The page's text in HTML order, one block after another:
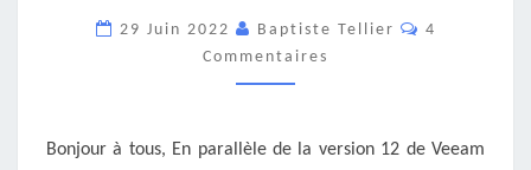
VEEAM
SERVICE
PROVIDER
29 Juin 2022 Baptiste Tellier
4
Commentaires
Bonjour à tous, En parallèle de la version 12 de Veeam